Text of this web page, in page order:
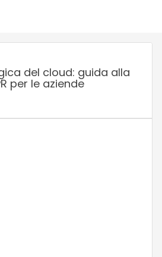
del cloud: guida alla
per le aziende